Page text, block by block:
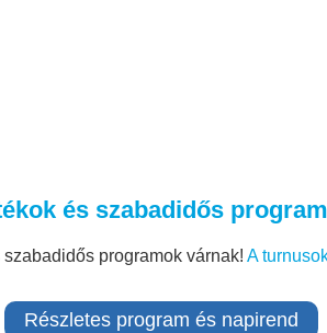
és szabadidős
programok várnak! A
Részletes program és napirend